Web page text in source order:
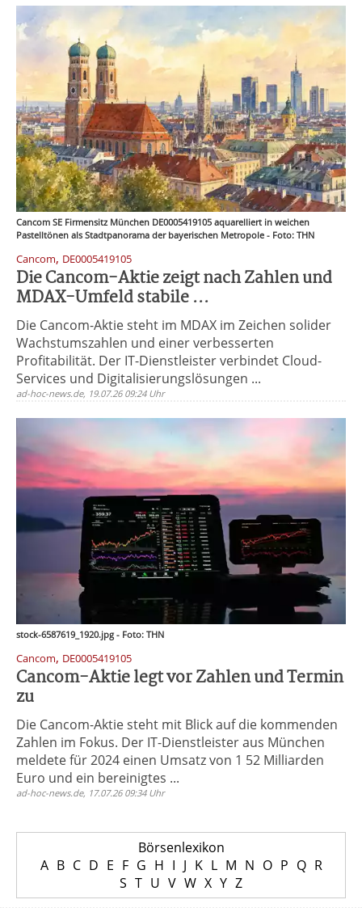
Cancom SE Firmensitz München DE0005419105 aquarelliert in weichen
Pastelltönen als Stadtpanorama der bayerischen Metropole - Foto: THN
Cancom, DE0005419105
Die Cancom-Aktie zeigt nach Zahlen und
MDAX-Umfeld stabile ...
Die Cancom-Aktie steht im MDAX im Zeichen solider
Wachstumszahlen und einer verbesserten
Profitabilität. Der IT-Dienstleister verbindet Cloud-
Services und Digitalisierungslösungen ...
ad-hoc-news.de, 19.07.26 09:24 Uhr
stock-6587619_1920.jpg - Foto: THN
Cancom, DE0005419105
Cancom-Aktie legt vor Zahlen und Termin
zu
Die Cancom-Aktie steht mit Blick auf die kommenden
Zahlen im Fokus. Der IT-Dienstleister aus München
meldete für 2024 einen Umsatz von 1 52 Milliarden
Euro und ein bereinigtes ...
ad-hoc-news.de, 17.07.26 09:34 Uhr
Börsenlexikon
A B C D E F G H I J K L M N O P Q R
S T U V W X Y Z